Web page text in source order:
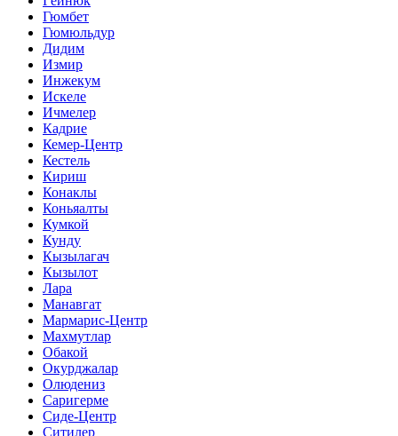
Гюмбет
Гюмюльдур
Дидим
Измир
Инжекум
Искеле
Ичмелер
Кадрие
Кемер-Центр
Кестель
Кириш
Конаклы
Коньяалты
Кумкой
Кунду
Кызылагач
Кызылот
Лара
Манавгат
Мармарис-Центр
Махмутлар
Обакой
Окурджалар
Олюдениз
Саригерме
Сиде-Центр
Ситилер